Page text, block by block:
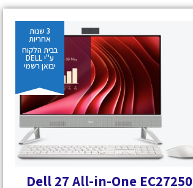
3 שנות
אחריות
בבית הלקוח
ע"י DELL
יבואן רשמי
Dell 27 All-in-One EC27250